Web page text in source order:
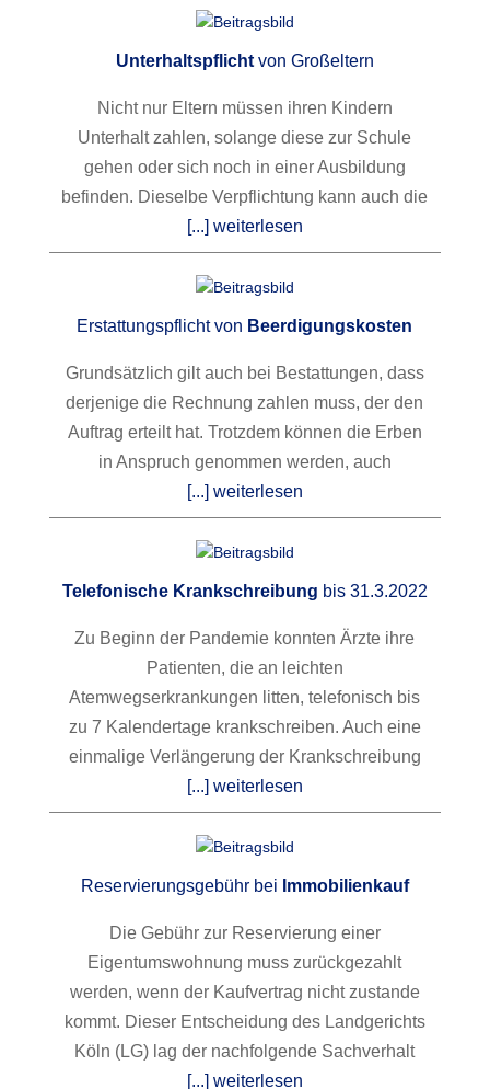
Unterhaltspflichtvon Großeltern
Nicht nur Eltern müssen ihren Kindern
Unterhalt zahlen, solange diese zur Schule
gehen oder sich noch in einer Ausbildung
befinden. Dieselbe Verpflichtung kann auch die
[...] weiterlesen
Erstattungspflicht von Beerdigungskosten
Grundsätzlich gilt auch bei Bestattungen, dass
derjenige die Rechnung zahlen muss, der den
Auftrag erteilt hat. Trotzdem können die Erben
in Anspruch genommen werden, auch
[...] weiterlesen
Telefonische Krankschreibung bis 31.3.2022
Zu Beginn der Pandemie konnten Ärzte ihre
Patienten, die an leichten
Atemwegserkrankungen litten, telefonisch bis
zu 7 Kalendertage krankschreiben. Auch eine
einmalige Verlängerung der Krankschreibung
[...] weiterlesen
Reservierungsgebühr bei Immobilienkauf
Die Gebühr zur Reservierung einer
Eigentumswohnung muss zurückgezahlt
werden, wenn der Kaufvertrag nicht zustande
kommt. Dieser Entscheidung des Landgerichts
Köln (LG) lag der nachfolgende Sachverhalt
[...] weiterlesen